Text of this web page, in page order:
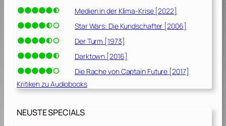
Medien in der Klima-Krise [2022]
Star Wars: Die Kundschafter [2006]
Der Turm [1973]
Darktown [2016]
Die Rache von Captain Future [2017]
Kritiken zu Audiobooks
NEUSTE SPECIALS